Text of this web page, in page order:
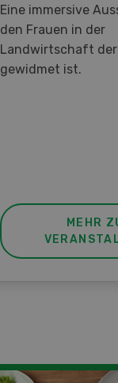
Eine immersive
den Frauen in der
Landwirtschaft
gewidmet ist.
MEHR